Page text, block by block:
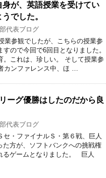
身が、英語授業を受けてい
でした。
代表ブログ
業参観でしたが、こちらの授業参
ので今回で6回目となりました。
。これは、珍しい。 そして授業参
カンファレンス中、ほ …
ーグ優勝はしたのだから良
代表ブログ
・ファイナルＳ・第６戦、巨人
方が、ソフトバンクへの挑戦権
ゲームとなりました。 巨人